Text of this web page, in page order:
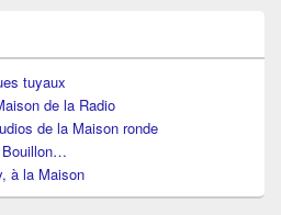
tuyaux
de la Radio
de la Maison ronde
Bouillon…
à la Maison